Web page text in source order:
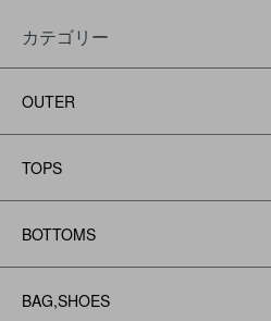
カテゴリー
OUTER
TOPS
BOTTOMS
BAG,SHOES